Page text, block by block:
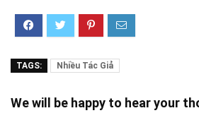
TAGS: Nhiều Tác Giả
We will be happy to hear your